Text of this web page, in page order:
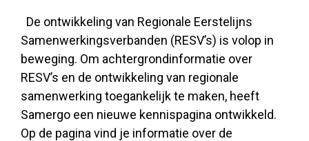
De ontwikkeling van Regionale Eerstelijns
Samenwerkingsverbanden (RESV’s) is volop in
beweging. Om achtergrondinformatie over
RESV’s en de ontwikkeling van regionale
samenwerking toegankelijk te maken, heeft
Samergo een nieuwe kennispagina ontwikkeld.
Op de pagina vind je informatie over de